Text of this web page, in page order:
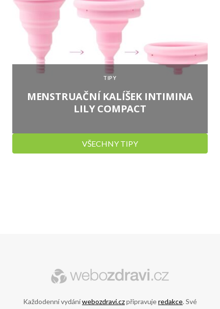
TIPY
MENSTRUAČNÍ KALÍŠEK INTIMINA
LILY COMPACT
VŠECHNY TIPY
Každodenní vydáníwebozdravi.czpřipravujeredakce. Své